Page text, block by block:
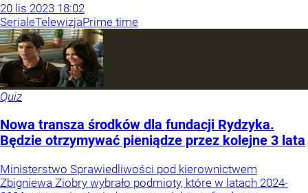
20 lis 2023 18:02
SerialeTelewizjaPrime time
Quiz
Nowa transza środków dla fundacji Rydzyka.
Będzie otrzymywać pieniądze przez kolejne 3 lata
Ministerstwo Sprawiedliwości pod kierownictwem
Zbigniewa Ziobry wybrało podmioty, które w latach 2024-